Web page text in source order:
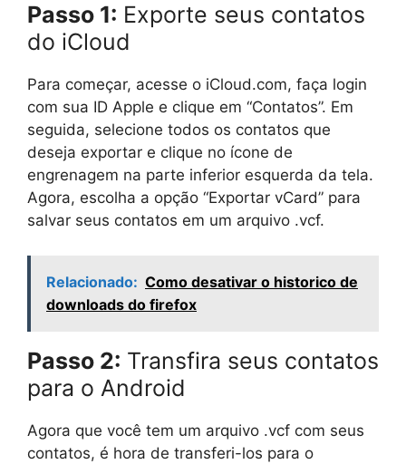
Passo 1: Exporte seus contatos
do iCloud
Para começar, acesse o iCloud.com, faça login
com sua ID Apple e clique em “Contatos”. Em
seguida, selecione todos os contatos que
deseja exportar e clique no ícone de
engrenagem na parte inferior esquerda da tela.
Agora, escolha a opção “Exportar vCard” para
salvar seus contatos em um arquivo .vcf.
Relacionado: Como desativar o historico de
downloads do firefox
Passo 2: Transfira seus contatos
para o Android
Agora que você tem um arquivo .vcf com seus
contatos, é hora de transferi-los para o